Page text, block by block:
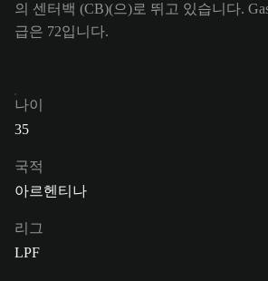
의 센터백 (CB)(으)로 뛰고 있습니다.
급은 72입니다.
나이
35
국적
아르헨티나
리그
LPF